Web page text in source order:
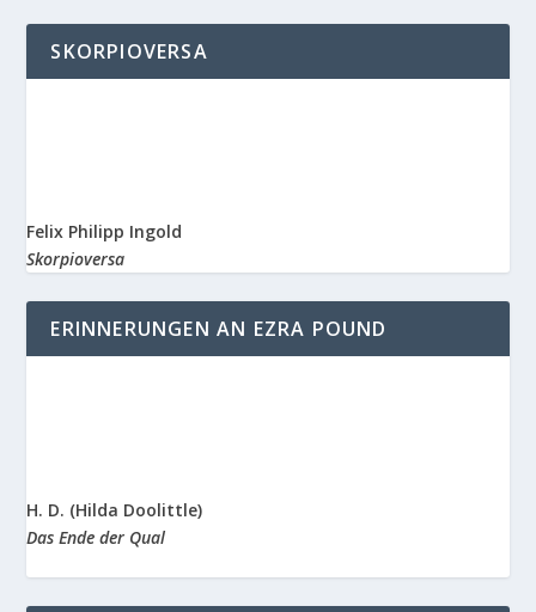
SKORPIOVERSA
Felix Philipp Ingold
Skorpioversa
ERINNERUNGEN AN EZRA POUND
H. D. (Hilda Doolittle)
Das Ende der Qual